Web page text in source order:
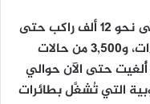
نحو 12 ألف راكب
حتى
حتى الآنحوالي
التي تُشغَّل بطائرات